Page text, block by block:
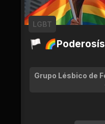
🏳
LGBT
Grupo Lésbico de